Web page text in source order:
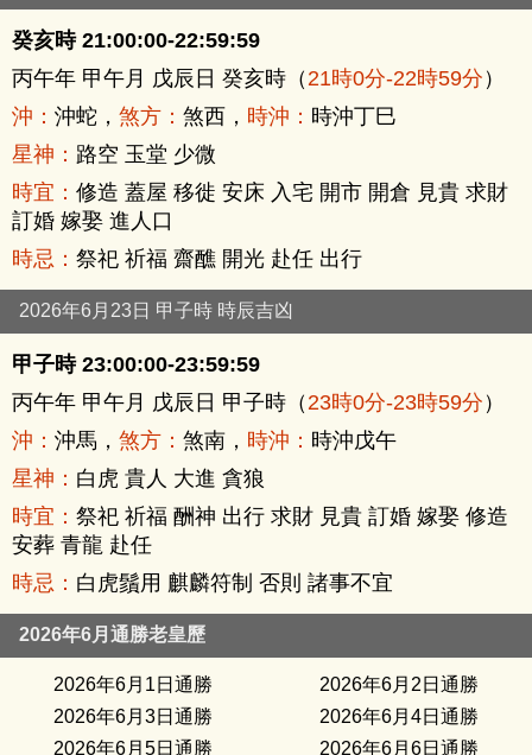
癸亥時 21:00:00-22:59:59
丙午年 甲午月 戊辰日 癸亥時（21時0分-22時59分）
沖： 沖蛇， 煞方： 煞西， 時沖： 時沖丁巳
星神： 路空 玉堂 少微
時宜： 修造 蓋屋 移徙 安床 入宅 開市 開倉 見貴 求財
訂婚 嫁娶 進人口
時忌： 祭祀 祈福 齋醮 開光 赴任 出行
2026年6月23日 甲子時 時辰吉凶
甲子時 23:00:00-23:59:59
丙午年 甲午月 戊辰日 甲子時（23時0分-23時59分）
沖： 沖馬， 煞方： 煞南， 時沖： 時沖戊午
星神： 白虎 貴人 大進 貪狼
時宜： 祭祀 祈福 酬神 出行 求財 見貴 訂婚 嫁娶 修造
安葬 青龍 赴任
時忌： 白虎鬚用 麒麟符制 否則 諸事不宜
2026年6月通勝老皇歷
2026年6月1日通勝
2026年6月2日通勝
2026年6月3日通勝
2026年6月4日通勝
2026年6月5日通勝
2026年6月6日通勝